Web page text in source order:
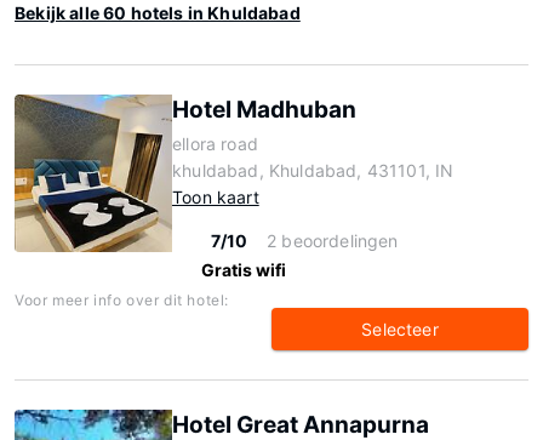
Bekijk alle 60 hotels in Khuldabad
Hotel Madhuban
ellora road
khuldabad, Khuldabad, 431101, IN
Toon kaart
7/10
2 beoordelingen
Gratis wifi
Voor meer info over dit hotel:
Selecteer
Hotel Great Annapurna